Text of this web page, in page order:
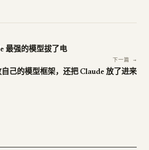
最强的模型拔了电
下一篇 →
己的模型框架，还把 Claude 放了进来